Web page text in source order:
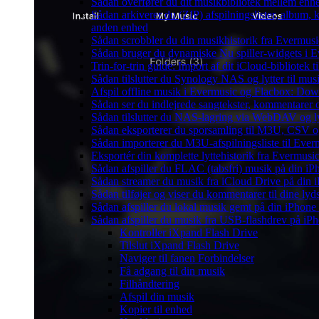
Sådan arkiverer du (ZIP) afspilningslister, album,
anden enhed
Sådan scrobbler du din musikhistorik fra
Sådan bruger du dynamiske Nu spiller-widgets i
Trin-for-trin guide: Import af dit iCloud-bibliotek
Sådan tilslutter du Synology NAS og lytter til
Afspil offline musik i Evermusic og Flacbox:
Sådan ser du indlejrede sangtekster,
Sådan tilslutter du NAS-lagring via WebDAV og
Sådan eksporterer du sporsamling til M3U, CSV
Sådan importerer du M3U-afspilningsliste til
Eksportér din komplette lyttehistorik fra
Sådan afspiller du FLAC (tabsfri) musik på din
Sådan streamer du musik fra iCloud Drive på din
Sådan tilføjer og viser du kommentarer til dine
Sådan afspiller du lokal musik gemt på din
Sådan afspiller du musik fra USB-flashdrev på
Kontroller iXpand Flash Drive
Tilslut iXpand Flash Drive
Naviger til fanen Forbindelser
Få adgang til din musik
Filhåndtering
Afspil din musik
Kopier til enhed